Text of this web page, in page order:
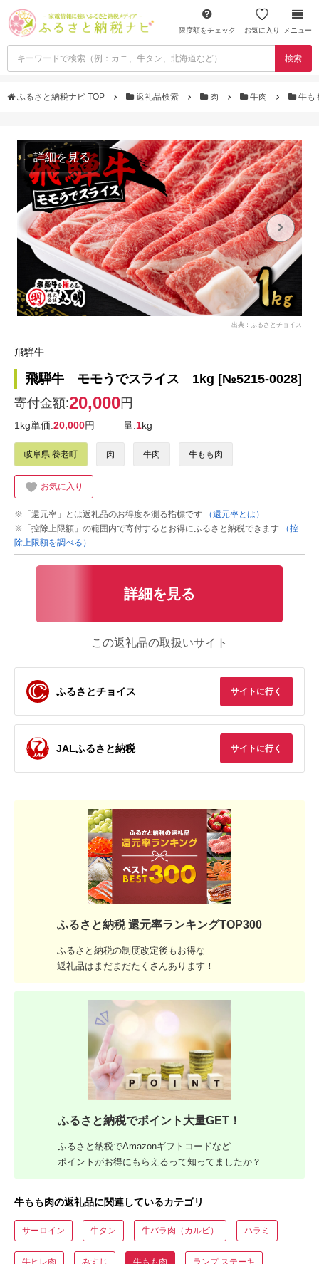
限度額をチェック お気に入り メニュー
検索
ふるさと納税ナビ TOP 返礼品検索 肉 牛肉 牛も
詳細を見る
出典：ふるさとチョイス
飛騨牛
飛騨牛 モモうでスライス 1kg [№5215-0028]
寄付金額:20,000円
1kg単価:20,000円 量:1kg
岐阜県 養老町 肉 牛肉 牛もも肉
お気に入り
※「還元率」とは返礼品のお得度を測る指標です
（還元率とは）
※「控除上限額」の範囲内で寄付するとお得にふるさと納税できます
（控
除上限額を調べる）
詳細を見る
この返礼品の取扱いサイト
ふるさとチョイス サイトに行く
JALふるさと納税 サイトに行く
ふるさと納税 還元率ランキングTOP300
ふるさと納税の制度改定後もお得な
返礼品はまだまだたくさんあります！
ふるさと納税でポイント大量GET！
ふるさと納税でAmazonギフトコードなど
ポイントがお得にもらえるって知ってましたか？
牛もも肉の返礼品に関連しているカテゴリ
サーロイン 牛タン 牛バラ肉（カルビ） ハラミ
牛ヒレ肉 みすじ 牛もも肉 ランプ ステーキ